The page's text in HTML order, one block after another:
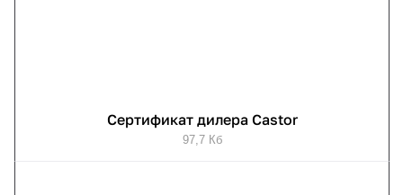
Сертификат дилера Castor
97,7 Кб